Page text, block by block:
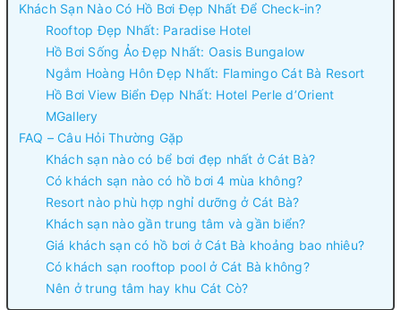
Khách Sạn Nào Có Hồ Bơi Đẹp Nhất Để Check-in?
Rooftop Đẹp Nhất: Paradise Hotel
Hồ Bơi Sống Ảo Đẹp Nhất: Oasis Bungalow
Ngắm Hoàng Hôn Đẹp Nhất: Flamingo Cát Bà Resort
Hồ Bơi View Biển Đẹp Nhất: Hotel Perle d’Orient
MGallery
FAQ – Câu Hỏi Thường Gặp
Khách sạn nào có bể bơi đẹp nhất ở Cát Bà?
Có khách sạn nào có hồ bơi 4 mùa không?
Resort nào phù hợp nghỉ dưỡng ở Cát Bà?
Khách sạn nào gần trung tâm và gần biển?
Giá khách sạn có hồ bơi ở Cát Bà khoảng bao nhiêu?
Có khách sạn rooftop pool ở Cát Bà không?
Nên ở trung tâm hay khu Cát Cò?